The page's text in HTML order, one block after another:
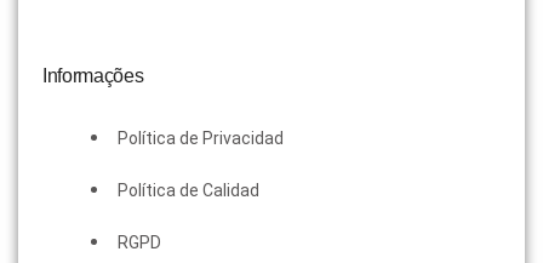
Informações
Política de Privacidad
Política de Calidad
RGPD